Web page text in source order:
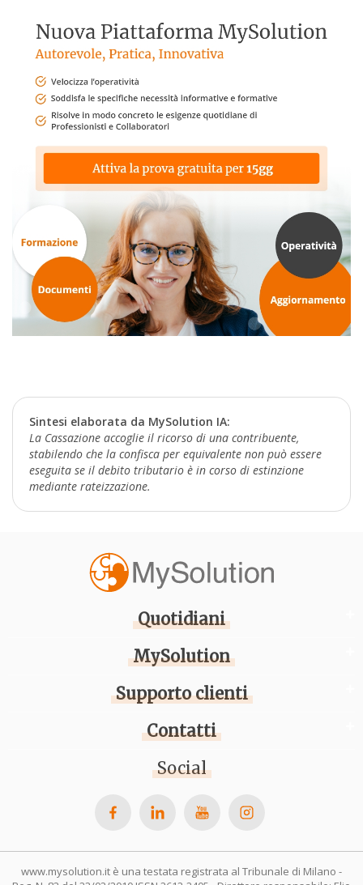
Sintesi elaborata da MySolution IA:
La Cassazione accoglie il ricorso di una contribuente,
stabilendo che la confisca per equivalente non può essere
eseguita se il debito tributario è in corso di estinzione
mediante rateizzazione.
Quotidiani
MySolution
Supporto clienti
Contatti
Social
www.mysolution.it è una testata registrata al Tribunale di Milano -